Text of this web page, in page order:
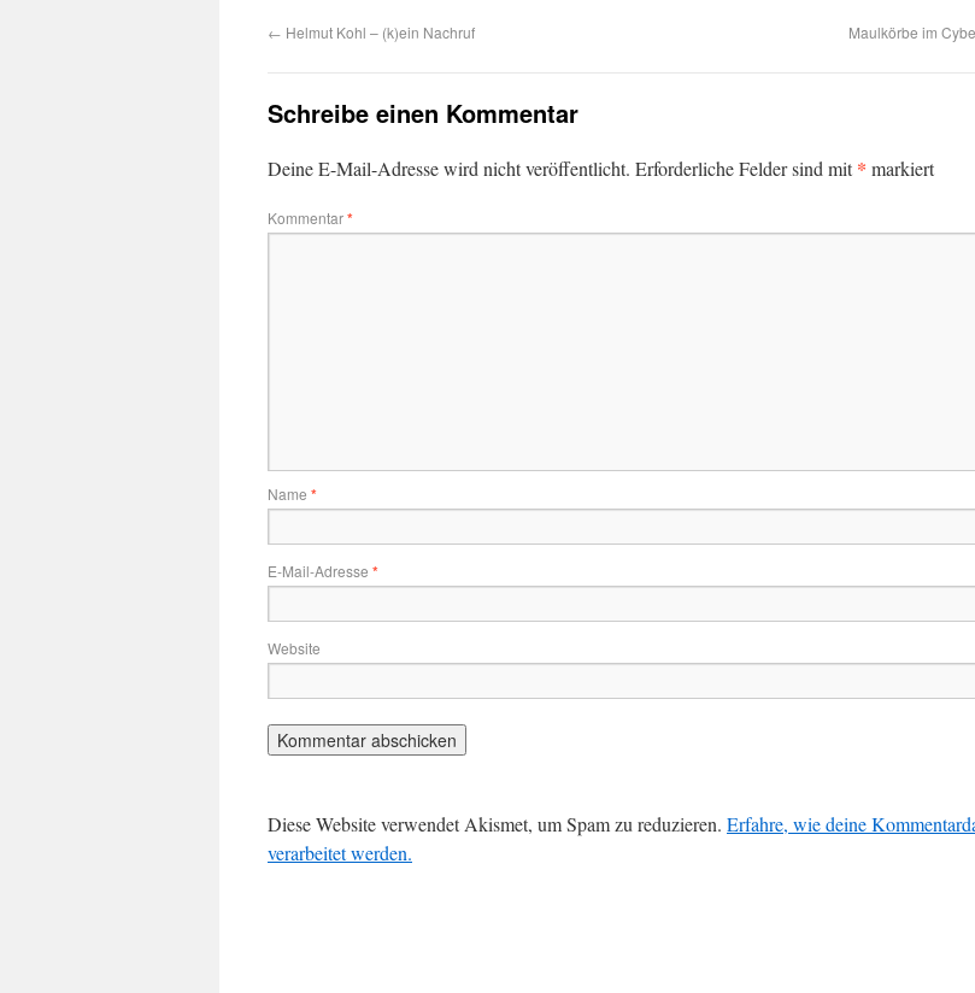
← Helmut Kohl – (k)ein Nachruf Maulkörbe im
Schreibe einen Kommentar
Deine E-Mail-Adresse wird nicht veröffentlicht. Erforderliche Felder sind mit* markiert
Kommentar*
Name *
E-Mail-Adresse *
Website
Diese Website verwendet Akismet, um Spam zu reduzieren. Erfahre, wie deine
verarbeitet werden.